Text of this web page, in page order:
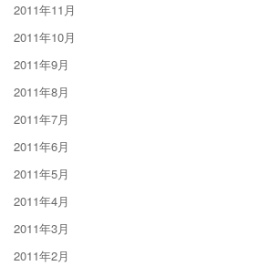
2011年11月
2011年10月
2011年9月
2011年8月
2011年7月
2011年6月
2011年5月
2011年4月
2011年3月
2011年2月